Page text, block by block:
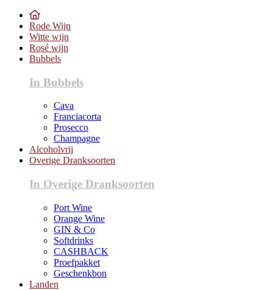
Rode Wijn
Witte wijn
Rosé wijn
Bubbels
In Bubbels
Cava
Franciacorta
Prosecco
Champagne
Alcoholvrij
Overige Dranksoorten
In Overige Dranksoorten
Port Wine
Orange Wine
GIN & Co
Softdrinks
CASHBACK
Proefpakket
Geschenkbon
Landen